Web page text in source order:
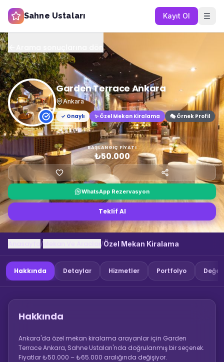
Sahne Ustaları Kayıt Ol
Garden Terrace Ankara
Ankara
✓ Onaylı
✨ Özel Mekan Kiralama 🎭 Örnek Profil
BAŞLANGIÇ FIYATI
₺50.000
WhatsApp Rezervasyon
Teklif Al
/ /Özel Mekan Kiralama
Hakkında Detaylar Hizmetler Portfolyo
Hakkında
Ankara'da özel mekan kiralama arayanlar için Garden
Terrace Ankara, Sahne Ustaları'nda doğrulanmış bir seçenek.
Fiyatlar ₺50.000 – ₺65.000 aralığında değişiyor.